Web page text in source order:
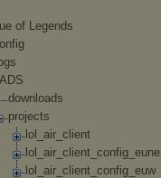
of Legends
downl oads
projects
lo
air_ cl ient
lo
air_ cl ient _config_ eune
lo
air_ cl ient _config_ euw